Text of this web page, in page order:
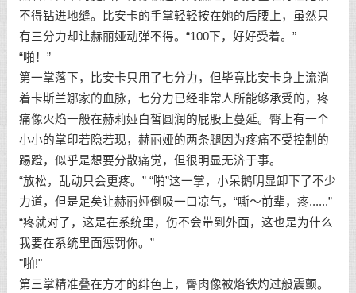
不得钻进地缝。比安卡的手掌轻轻按在她的后腰上，虽然只
有三分力却让赫丽娅动弹不得。“100下，好好受着。”
“啪！”
第一掌落下，比安卡只用了七分力，但毕竟比安卡身上流淌
着卡斯兰娜家的血脉，七分力已经非常人所能够承受的，疼
痛像火焰一般在赫莉娅白皙圆润的屁股上蔓延。臀上有一个
小小的掌印若隐若现，赫丽娅的两条腿因为疼痛不受控制的
踢蹬，似乎是想要分散痛觉，但很明显无济于事。
“放松，乱动只会更疼。” “啪”这一掌，小呆鹅明显卸下了不少
力道，但是足矣让赫丽娅倒吸一口凉气，“嘶～前辈，疼......”
“疼就对了，这是在系统里，伤不会带到外面，这也是为什么
我要在系统里面惩罚你。”
"啪!"
第三掌精准叠在方才的绯色上，臀肉像被烙铁灼过般震颤。